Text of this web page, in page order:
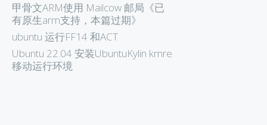
甲骨文ARM使用 Mailcow 邮局《已
有原生arm支持，本篇过期》
ubuntu 运行FF14 和ACT
Ubuntu 22.04 安装UbuntuKylin kmre
移动运行环境